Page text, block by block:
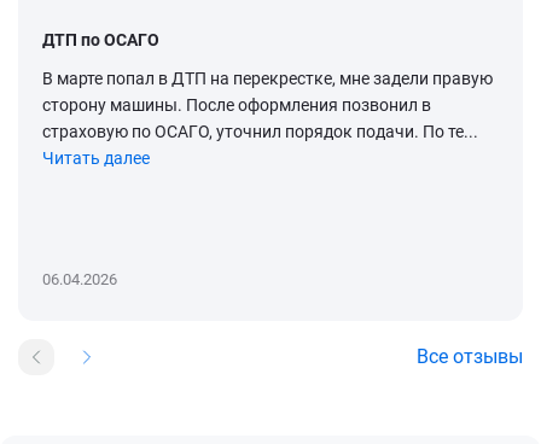
ДТП по ОСАГО
В марте попал в ДТП на перекрестке, мне задели правую
сторону машины. После оформления позвонил в
страховую по ОСАГО, уточнил порядок подачи. По те...
Читать далее
06.04.2026
Все отзывы